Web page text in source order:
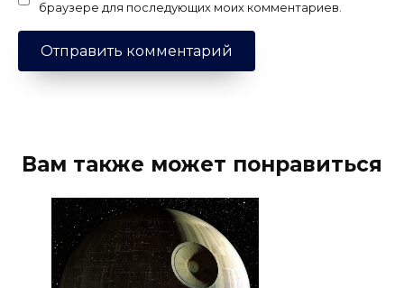
браузере для последующих моих комментариев.
Вам также может понравиться